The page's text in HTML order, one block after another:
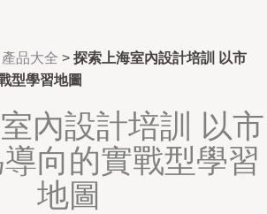
產品大全 > 探索上海室內設計培訓 以市
型學習地圖
內設計培訓 以市
向的實戰型學習
地圖